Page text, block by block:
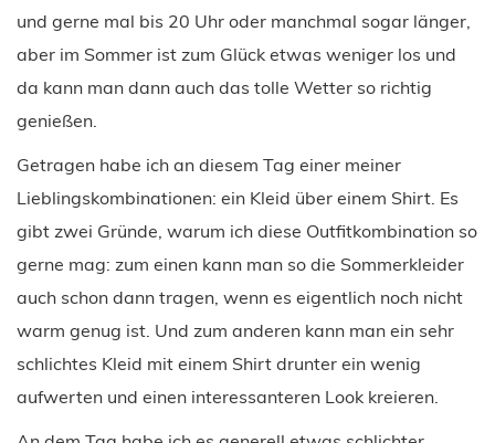
und gerne mal bis 20 Uhr oder manchmal sogar länger,
aber im Sommer ist zum Glück etwas weniger los und
da kann man dann auch das tolle Wetter so richtig
genießen.
Getragen habe ich an diesem Tag einer meiner
Lieblingskombinationen: ein Kleid über einem Shirt. Es
gibt zwei Gründe, warum ich diese Outfitkombination so
gerne mag: zum einen kann man so die Sommerkleider
auch schon dann tragen, wenn es eigentlich noch nicht
warm genug ist. Und zum anderen kann man ein sehr
schlichtes Kleid mit einem Shirt drunter ein wenig
aufwerten und einen interessanteren Look kreieren.